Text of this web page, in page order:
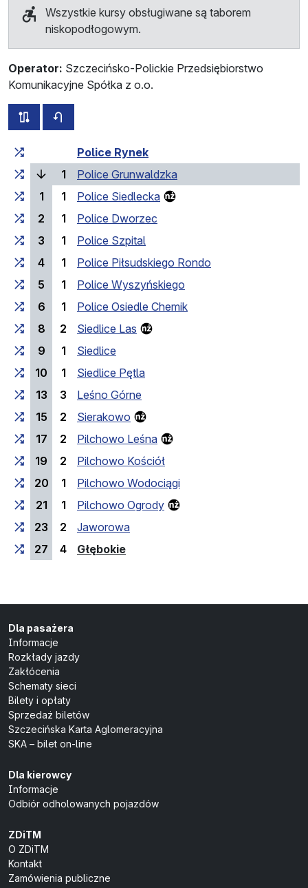
Wszystkie kursy obsługiwane są taborem
niskopodłogowym.
Operator: Szczecińsko-Polickie Przedsiębiorstwo
Komunikacyjne Spółka z o.o.
wszystkie trasy tej linii
Czas przejazdu narastająco
Police Rynek
1
Police Grunwaldzka
1
1
Police Siedlecka
2
1
Police Dworzec
3
1
Police Szpital
4
1
Police Piłsudskiego Rondo
5
1
Police Wyszyńskiego
6
1
Police Osiedle Chemik
8
2
Siedlice Las
9
1
Siedlice
10
1
Siedlice Pętla
13
3
Leśno Górne
15
2
Sierakowo
17
2
Pilchowo Leśna
19
2
Pilchowo Kościół
20
1
Pilchowo Wodociągi
21
1
Pilchowo Ogrody
23
2
Jaworowa
27
4 Głębokie(przystanek końcowy)
Dla pasażera
Informacje
Rozkłady jazdy
Zakłócenia
Schematy sieci
Bilety i opłaty
Sprzedaż biletów
Szczecińska Karta Aglomeracyjna
SKA – bilet on-line
Dla kierowcy
Informacje
Odbiór odholowanych pojazdów
ZDiTM
O ZDiTM
Kontakt
Zamówienia publiczne